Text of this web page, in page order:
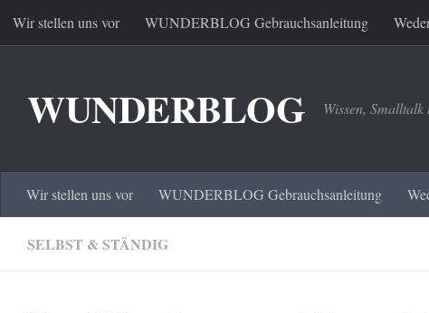
Zum Inhalt springen
Wir stellen uns vor WUNDERBLOG Gebrauchsanleitung
WUNDERBLOG Wissen,
Wir stellen uns vor WUNDERBLOG Gebrauchsanleitung
SELBST & STÄNDIG